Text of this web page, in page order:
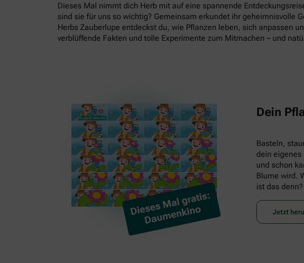
Dieses Mal nimmt dich Herb mit auf eine spannende
sind sie für uns so wichtig? Gemeinsam erkundet ihr geheimnisvolle
Herbs Zauberlupe entdeckst du, wie Pflanzen leben, sich anpassen
verblüffende Fakten und tolle Experimente zum Mitmachen – und
Dein
Basteln,
dein
und schon
Blume wird.
ist das denn?
Jetzt